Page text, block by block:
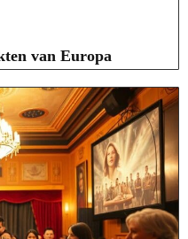
van Europa